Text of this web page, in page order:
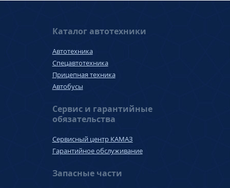
Каталог автотехники
Автотехника
Спецавтотехника
Прицепная техника
Автобусы
Сервис и гарантийные
обязательства
Сервисный центр КАМАЗ
Гарантийное обслуживание
Запасные части